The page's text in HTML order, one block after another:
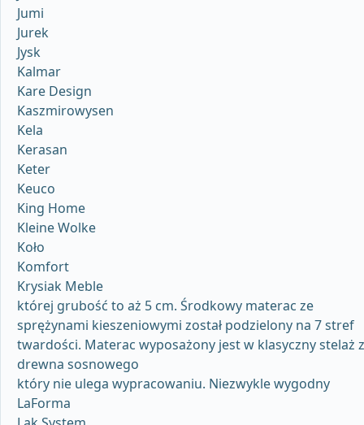
Jumi
Jurek
Jysk
Kalmar
Kare Design
Kaszmirowysen
Kela
Kerasan
Keter
Keuco
King Home
Kleine Wolke
Koło
Komfort
Krysiak Meble
której grubość to aż 5 cm. Środkowy materac ze
sprężynami kieszeniowymi został podzielony na 7 stref
twardości. Materac wyposażony jest w klasyczny stelaż z
drewna sosnowego
który nie ulega wypracowaniu. Niezwykle wygodny
LaForma